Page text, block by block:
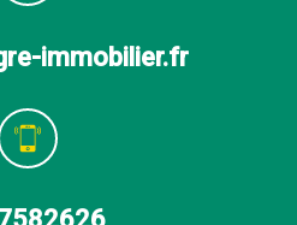
immobilier.fr